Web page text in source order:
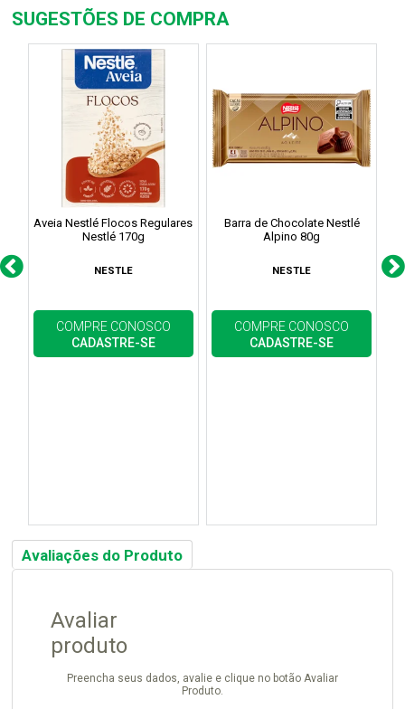
SUGESTÕES DE COMPRA
Aveia Nestlé Flocos Regulares
Nestlé 170g
NESTLE
COMPRE CONOSCO
CADASTRE-SE
Barra de Chocolate Nestlé
Alpino 80g
NESTLE
COMPRE CONOSCO
CADASTRE-SE
Avaliações do Produto
Avaliar
produto
Preencha seus dados, avalie e clique no botão Avaliar
Produto.